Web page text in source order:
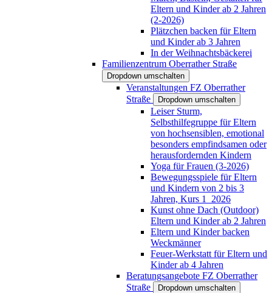
Eltern und Kinder ab 2 Jahren
(2-2026)
Plätzchen backen für Eltern
und Kinder ab 3 Jahren
In der Weihnachtsbäckerei
Familienzentrum Oberrather Straße
Dropdown umschalten
Veranstaltungen FZ Oberrather
Straße
Dropdown umschalten
Leiser Sturm,
Selbsthilfegruppe für Eltern
von hochsensiblen, emotional
besonders empfindsamen oder
herausfordernden Kindern
Yoga für Frauen (3-2026)
Bewegungsspiele für Eltern
und Kindern von 2 bis 3
Jahren, Kurs 1_2026
Kunst ohne Dach (Outdoor)
Eltern und Kinder ab 2 Jahren
Eltern und Kinder backen
Weckmänner
Feuer-Werkstatt für Eltern und
Kinder ab 4 Jahren
Beratungsangebote FZ Oberrather
Straße
Dropdown umschalten